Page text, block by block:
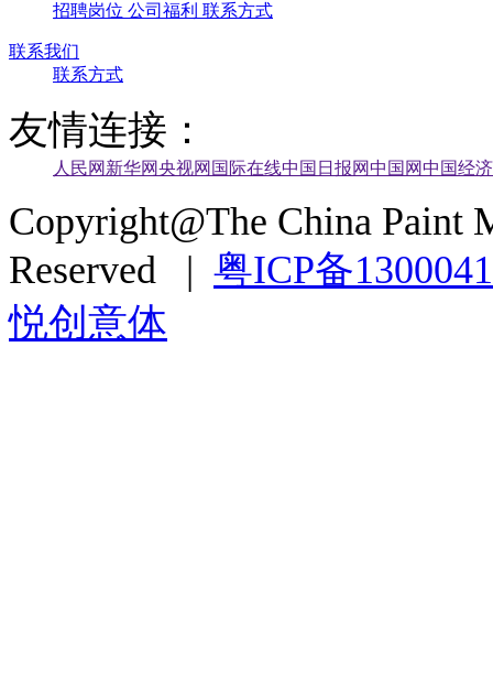
招聘岗位 公司福利 联系方式
联系我们
联系方式
友情连接：
人民网 新华网央视网 国际在线中国日报网中国网中国经
Copyright@The China Paint
Reserved | 粤ICP备
悦创意体